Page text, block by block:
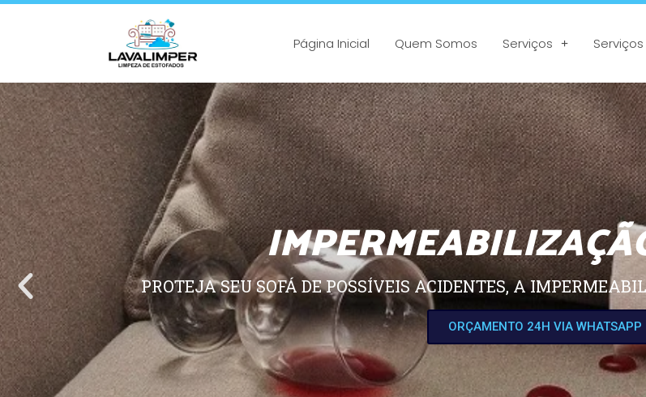
Página Inicial Quem Somos Serviços
PROTEJA SEU SOFÁ DE POSSÍVEIS ACIDENTES, A
ORÇAMENTO 24H VIA WHATSAPP